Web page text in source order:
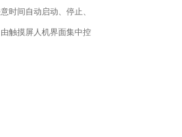
时间自动启动、停止、
触摸屏人机界面集中控